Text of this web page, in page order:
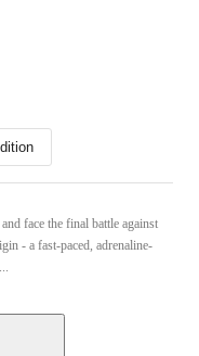
face the final battle against
- a fast-paced, adrenaline-